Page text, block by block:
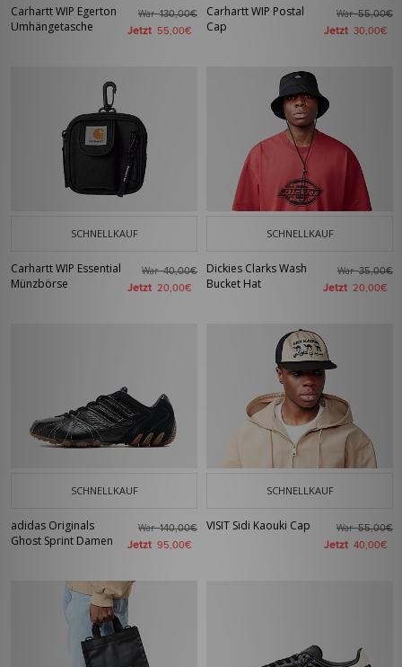
Carhartt WIP Egerton
Umhängetasche
War130,00€
Jetzt 55,00€
Carhartt WIP Postal
Cap
War55,00€
Jetzt 30,00€
SCHNELLKAUF
Carhartt WIP Essential
Münzbörse
War40,00€
Jetzt 20,00€
SCHNELLKAUF
Dickies Clarks Wash
Bucket Hat
War35,00€
Jetzt 20,00€
SCHNELLKAUF
adidas Originals
Ghost Sprint Damen
War140,00€
Jetzt 95,00€
SCHNELLKAUF
VISIT Sidi Kaouki Cap War55,00€
Jetzt 40,00€